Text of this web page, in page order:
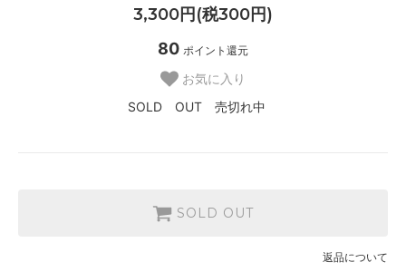
3,300円(税300円)
80 ポイント還元
お気に入り
SOLD OUT 売切れ中
SOLD OUT
返品について